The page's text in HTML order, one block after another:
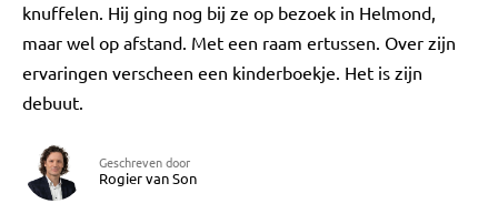
knuffelen. Hij ging nog bij ze op bezoek in Helmond,
maar wel op afstand. Met een raam ertussen. Over zijn
ervaringen verscheen een kinderboekje. Het is zijn
debuut.
Geschreven door
Rogier van Son